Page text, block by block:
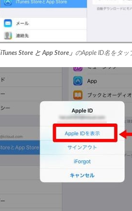
iTunes Store と App Store」 のApple ID名をタッ